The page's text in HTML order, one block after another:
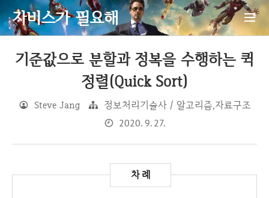
자비스가 필요해
기준값으로 분할과 정복을 수행하는 퀵
정렬(Quick Sort)
Steve Jang 정보처리기술사 / 알고리즘,자료구조
2020. 9. 27.